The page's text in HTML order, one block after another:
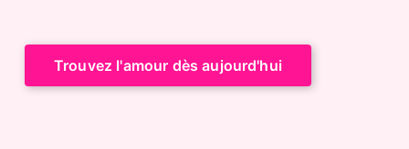
Trouvez l'amour dès aujourd'hui